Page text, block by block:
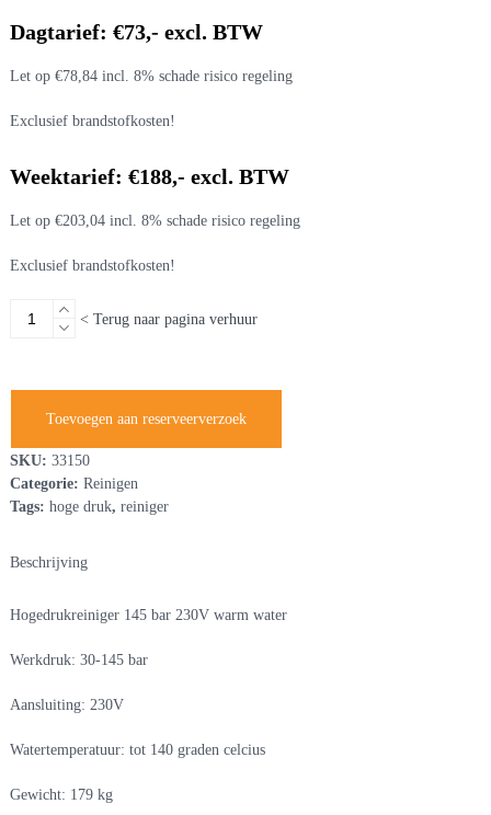
Dagtarief: €73,- excl. BTW
Let op €78,84 incl. 8% schade risico regeling
Exclusief brandstofkosten!
Weektarief: €188,- excl. BTW
Let op €203,04 incl. 8% schade risico regeling
Exclusief brandstofkosten!
Hogedrukreiniger
aantal
< Terug naar pagina verhuur
Toevoegen aan reserveerverzoek
SKU: 33150
Categorie: Reinigen
Tags: hoge druk, reiniger
Beschrijving
Hogedrukreiniger 145 bar 230V warm water
Werkdruk: 30-145 bar
Aansluiting: 230V
Watertemperatuur: tot 140 graden celcius
Gewicht: 179 kg